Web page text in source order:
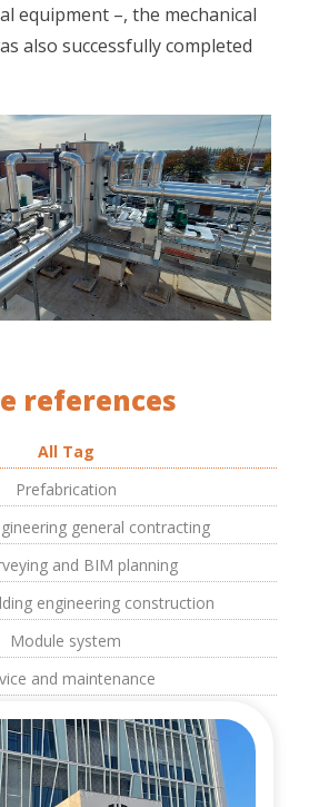
equipment –, the mechanical
also successfully completed
references
All Tag
Prefabrication
general contracting
and BIM planning
engineering construction
Module system
and maintenance